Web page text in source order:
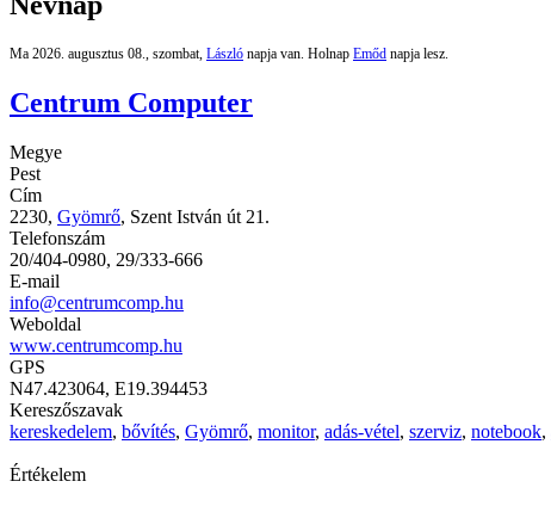
Ma 2026. augusztus 08., szombat, László napja van. Holnap Emőd napja lesz.
Centrum Computer
Megye
Pest
Cím
2230, Gyömrő, Szent István út 21.
Telefonszám
20/404-0980, 29/333-666
E-mail
info@centrumcomp.hu
Weboldal
www.centrumcomp.hu
GPS
N47.423064, E19.394453
Kereszőszavak
kereskedelem, bővítés, Gyömrő, monitor, adás-vétel, szerviz, notebook,
Értékelem